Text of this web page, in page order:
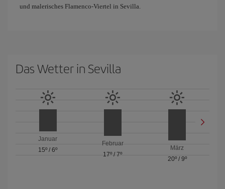
und malerisches Flamenco-Viertel in Sevilla.
Das Wetter in Sevilla
Januar
15º /6º
Februar
17º / 7º
März
20º/ 9º